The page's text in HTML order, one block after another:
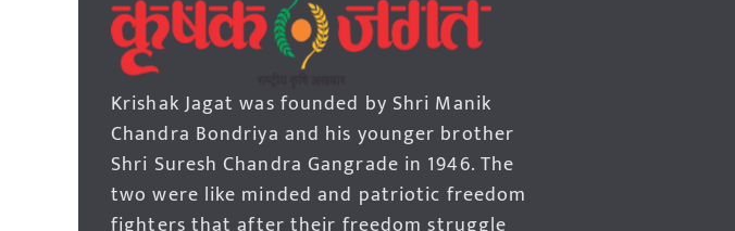
Krishak Jagat was founded by Shri Manik
Chandra Bondriya and his younger brother
Shri Suresh Chandra Gangrade in 1946. The
two were like minded and patriotic freedom